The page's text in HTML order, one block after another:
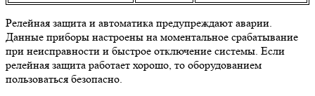
Релейная защита и автоматика предупреждают аварии.
Данные приборы настроены на моментальное срабатывание
при неисправности и быстрое отключение системы. Если
релейная защита работает хорошо, то оборудованием
пользоваться безопасно.